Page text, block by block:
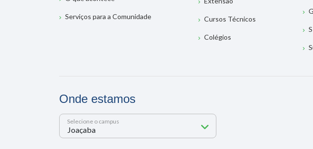
Serviços para a Comunidade Cursos Técnicos
Colégios
Onde estamos
Selecione o campus